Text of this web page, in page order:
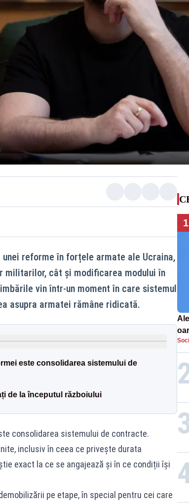
reforme în forțele armate ale Ucraina,
cât și modificarea modului în
vin într-un moment în care sistemul
asupra armatei rămâne ridicată.
este consolidarea sistemului de
de la începutul războiului
consolidarea sistemului de contracte.
inclusiv în ceea ce privește durata
exact la ce se angajează și în ce condiții își
pe etape, în special pentru cei care
1
la